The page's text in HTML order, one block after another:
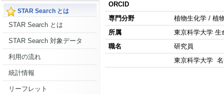
STAR Search とは
STAR Search とは
STAR Search 対象データ
利用の流れ
統計情報
リーフレット
ORCID
専門分野
植物生化学 / 植
所属
東京科学大学 生
職名
研究員
東京科学大学